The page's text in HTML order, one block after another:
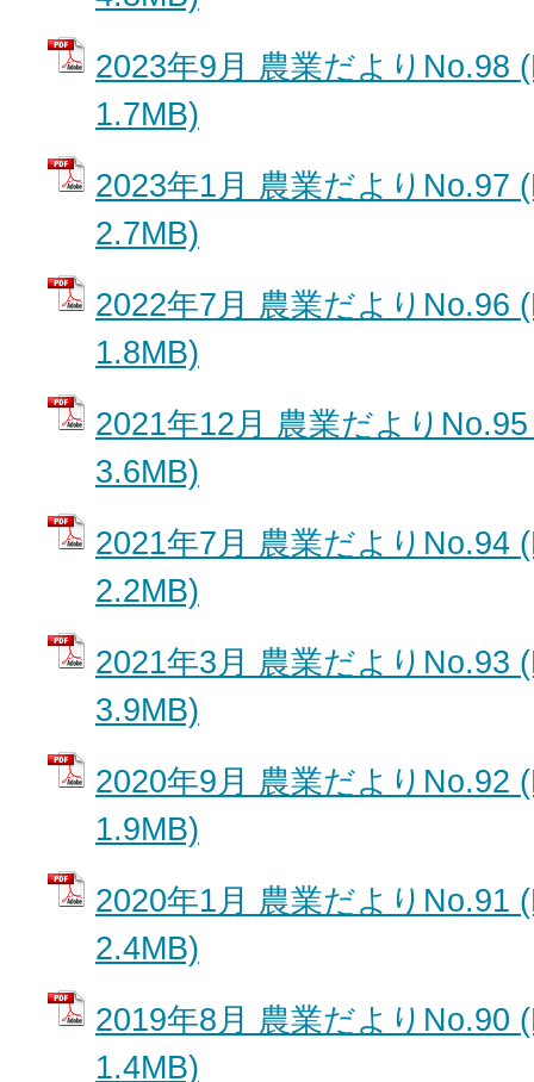
2023年9月 農業だよりNo.98
1.7MB)
2023年1月 農業だよりNo.97
2.7MB)
2022年7月 農業だよりNo.96
1.8MB)
2021年12月 農業だより
3.6MB)
2021年7月 農業だよりNo.94
2.2MB)
2021年3月 農業だよりNo.93
3.9MB)
2020年9月 農業だよりNo.92
1.9MB)
2020年1月 農業だよりNo.91
2.4MB)
2019年8月 農業だよりNo.90
1.4MB)